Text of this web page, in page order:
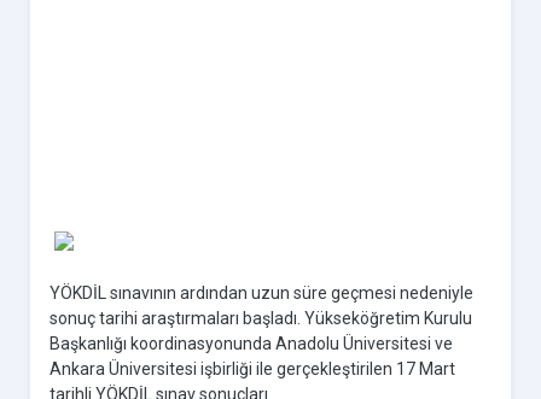
YÖKDİL sınavının ardından uzun süre geçmesi nedeniyle
sonuç tarihi araştırmaları başladı. Yükseköğretim Kurulu
Başkanlığı koordinasyonunda Anadolu Üniversitesi ve
Ankara Üniversitesi işbirliği ile gerçekleştirilen 17 Mart
tarihli YÖKDİL sınav sonuçları